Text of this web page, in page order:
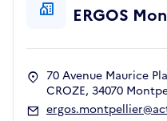
ERGOS
70 Avenue Maurice
CROZE, 34070